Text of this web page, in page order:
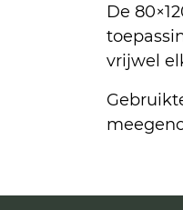
De
vrijwel